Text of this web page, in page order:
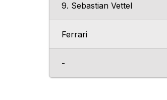
9. Sebastian Vettel
Ferrari
-